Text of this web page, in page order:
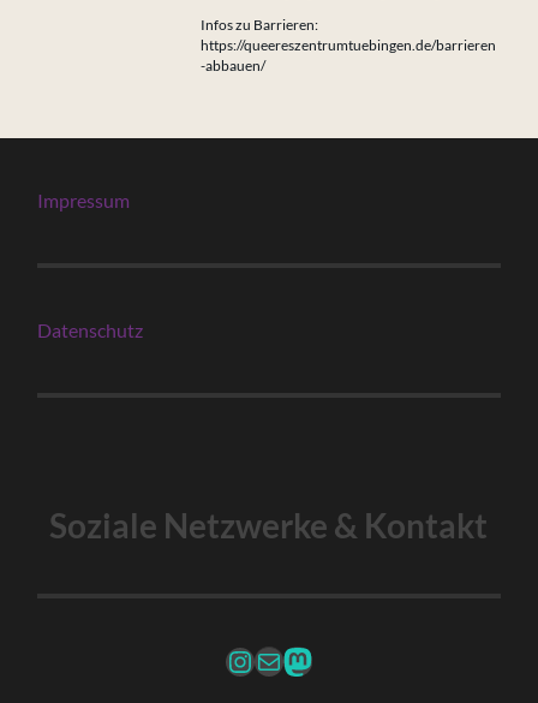
Infos zu Barrieren:
https://queereszentrumtuebingen.de/barrieren
-abbauen/
Impressum
Datenschutz
Soziale Netzwerke & Kontakt
Instagram
MailFediverse Account